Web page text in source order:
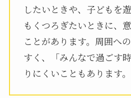
したいときや、子どもを
もくつろぎたいときに、
ことがあります。周囲へ
すく、「みんなで過ごす
りにくいこともあります。